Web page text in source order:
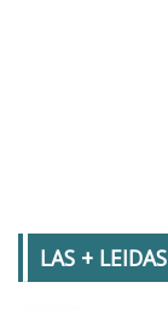
LAS + LEIDAS